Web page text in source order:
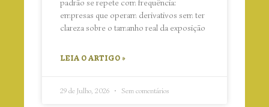
padrão se repete com frequência:
empresas que operam derivativos sem ter
clareza sobre o tamanho real da exposição
LEIA O ARTIGO »
29 de Julho, 2026 Sem comentários